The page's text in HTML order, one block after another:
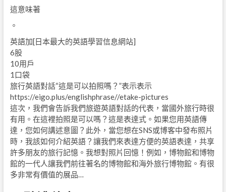
這意味著
。
英語加[日本最大的英語學習信息網站]
6股
10用戶
1口袋
旅行英語對話“這是可以拍照嗎？”表示表示
https://eigo.plus/englishphrase//etake-pictures
這次，我們會告訴我們旅遊英語對話的代表，當國外旅行時很
有用。在這裡拍照是可以嗎？這是表達式。如果您用英語傳
達，您如何講述意圖？此外，當您想在SNS或博客中發布照片
時，我該如何介紹英語？讓我們來表達方便的英語表達，共享
許多朋友的旅行記憶。我想對照片回憶！例如，博物館和博物
館的一代人讓我們前往著名的博物館和海外旅行博物館。有很
多非常有價值的展品…